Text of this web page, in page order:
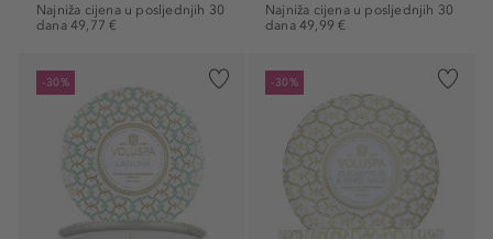
Najniža cijena u posljednjih 30
dana 49,77 €
Najniža cijena u posljednjih 30
dana 49,99 €
-30% -30%